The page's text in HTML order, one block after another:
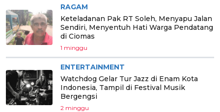
RAGAM
Keteladanan Pak RT Soleh, Menyapu Jalan
Sendiri, Menyentuh Hati Warga Pendatang
di Ciomas
1 minggu
ENTERTAINMENT
Watchdog Gelar Tur Jazz di Enam Kota
Indonesia, Tampil di Festival Musik
Bergengsi
2 minggu